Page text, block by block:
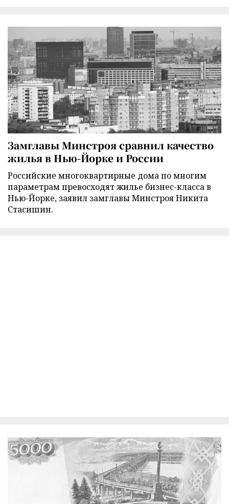
Замглавы Минстроя сравнил качество
жилья в Нью-Йорке и России
Российские многоквартирные дома по многим
параметрам превосходят жилье бизнес-класса в
Нью-Йорке, заявил замглавы Минстроя Никита
Стасишин.